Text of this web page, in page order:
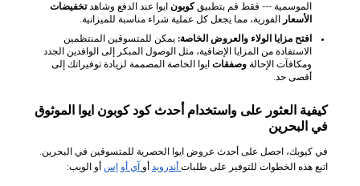
الموسمية --- فقط قم بتطبيقكوبون ايوا عند الدفع وشاهدتخفيضات
الأسعار
الفورية، مما يجعل كل عملية شراء مناسبة للميزانية.
افتح مزايا الولاء والعروض الخاصة: يمكن للمتسوقين المنتظمين
الاستفادة من المزايا الإضافية، مثل الوصول المبكر إلى الوافدين الجدد
ومكافآت الإحالة وصفقات ايوا الخاصة المصممة لزيادة توفيراتك إلى
أقصى حد.
كيفية العثور على واستخدام أحدث كود كوبون ايوا الموثوق
في البحرين
في كيوبك، احصل على أحدث عروض ايوا الحصرية للمتسوقين في البحرين.
اتبع هذه الخطوات للتوفير على طلبات أندرويد أو آي أو إس أو الويب: